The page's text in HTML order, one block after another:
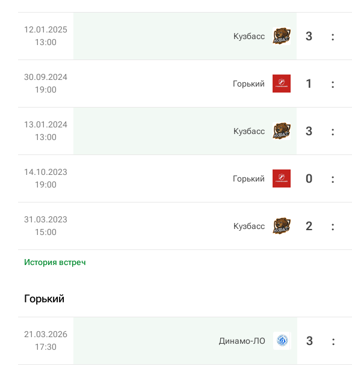
12.01.2025
13:00
Кузбасс 3 :
30.09.2024
19:00
Горький 1 :
13.01.2024
13:00
Кузбасс 3 :
14.10.2023
19:00
Горький 0 :
31.03.2023
15:00
Кузбасс 2 :
История встреч
Горький
21.03.2026
17:30
Динамо-ЛО 3 :